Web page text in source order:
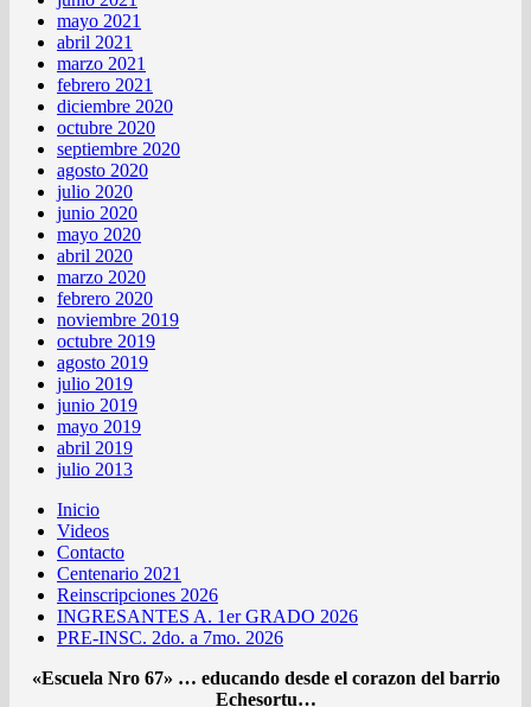
mayo 2021
abril 2021
marzo 2021
febrero 2021
diciembre 2020
octubre 2020
septiembre 2020
agosto 2020
julio 2020
junio 2020
mayo 2020
abril 2020
marzo 2020
febrero 2020
noviembre 2019
octubre 2019
agosto 2019
julio 2019
junio 2019
mayo 2019
abril 2019
julio 2013
Inicio
Videos
Contacto
Centenario 2021
Reinscripciones 2026
INGRESANTES A. 1er GRADO 2026
PRE-INSC. 2do. a 7mo. 2026
«Escuela Nro 67» … educando desde el corazon del barrio
Echesortu…